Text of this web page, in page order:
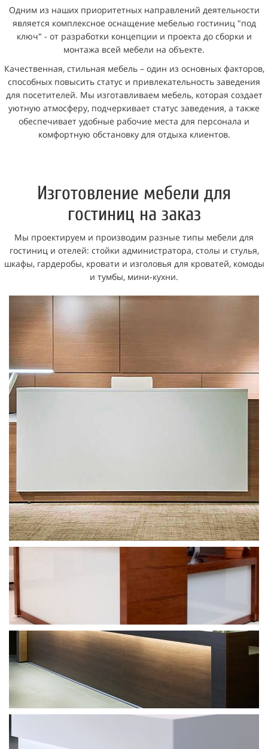
Одним из наших приоритетных направлений деятельности
является комплексное оснащение мебелью гостиниц "под
ключ" - от разработки концепции и проекта до сборки и
монтажа всей мебели на объекте.
Качественная, стильная мебель – один из основных факторов,
способных повысить статус и привлекательность заведения
для посетителей. Мы изготавливаем мебель, которая создает
уютную атмосферу, подчеркивает статус заведения, а также
обеспечивает удобные рабочие места для персонала и
комфортную обстановку для отдыха клиентов.
Изготовление мебели для
гостиниц на заказ
Мы проектируем и производим разные типы мебели для
гостиниц и отелей: стойки администратора, столы и стулья,
шкафы, гардеробы, кровати и изголовья для кроватей, комоды
и тумбы, мини-кухни.